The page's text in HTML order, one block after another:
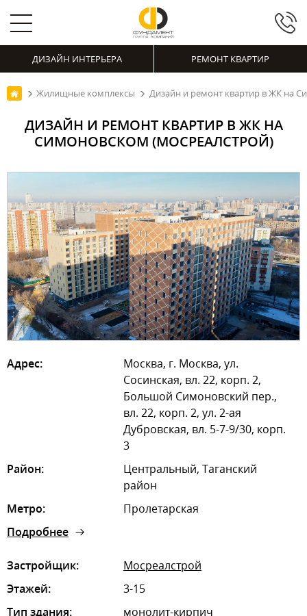
ДИЗАЙН ИНТЕРЬЕРА РЕМОНТ КВАРТИР
Жилищные комплексы Дизайн и ремонт квартир в ЖК на
ДИЗАЙН И РЕМОНТ КВАРТИР В ЖК НА
СИМОНОВСКОМ (МОСРЕАЛСТРОЙ)
Адрес:
Москва, г. Москва, ул.
Сосинская, вл. 22, корп. 2,
Большой Симоновский пер.,
вл. 22, корп. 2, ул. 2-ая
Дубровская, вл. 5-7-9/30, корп.
3
Район:
Центральный, Таганский
район
Метро:
Пролетарская
Подробнее
Застройщик:
Мосреалстрой
Этажей:
3-15
Тип здания:
монолит-кирпич